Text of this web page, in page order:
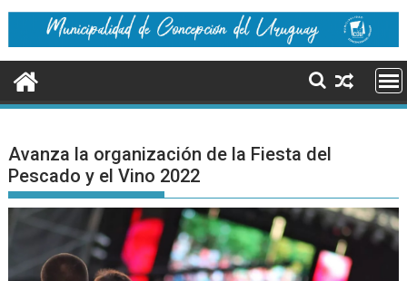
Avanza la organización de la Fiesta del
Pescado y el Vino 2022